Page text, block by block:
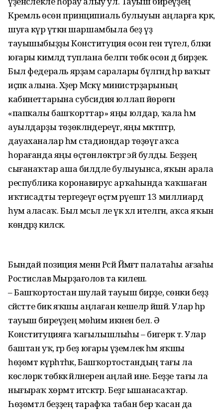
Кремль өсөн принципиаль булыуын аңларға кәрәк,
шуға күрә үткән шаршамбыла беҙ үҙ
тауышыбыҙҙы Конституция өсөн генә түгел, бәлки
юғары кимәлдә туплана белгән төбәк өсөн дә бирҙек.
Был федераль ярҙам саралары бүлгәндә һәр ваҡыт
иҫәпкә алына. Хәҙер Мәскәү министрҙарының
кабинеттарына субсидия юллап йөрөгән
«папкалы башҡорттар» яңы юлдар, ҡала һәм
ауылдарҙы төҙөкләндереүгә, яңы мәктәптәр,
дауаханалар һәм стадиондар төҙөүгә аҡса
һорағанда яңы өҫтөнлөктәргә эйә булды. Беҙҙең
сығанаҡтар аша билдәле булыуынса, яҡын арала
республика коронавирус арҡаһында ҡаҡшаған
иҡтисадты тергеҙеүгә өҫтәмә рәүештә 13 миллиард
һум аласаҡ. Был мәсьәлә әле үк хәл ителгән, аҡса яҡын
көндәрҙә киләсәк.
Бындай позиция менән Рәсәй Йәмәғәт палатаһы ағзаһы
Ростислав Мырҙағолов та килешә.
– Башҡортостан шулай тауыш бирҙе, сөнки беҙҙә
сәйәсәтте бик яҡшы аңлаған кешеләр йәшәй. Улар һәр
тауыш биреүҙең мөһим икәнен белә. Ә
Конституцияға ҡағылышлыһы – бигерәк тә. Улар
баштан уҡ, әгәр беҙ юғары әүҙемлек һәм яҡшы
һөҙөмтә күрһәтһәк, Башҡортостандың тағы ла
көслөрәк төбәккә әйләнерен аңлай ине. Беҙҙе тағы ла
нығыраҡ хөрмәт итәсәктәр. Беҙгә ышанасаҡтар.
Һөҙөмтәлә беҙҙең тарафҡа табан бер ҡасан да